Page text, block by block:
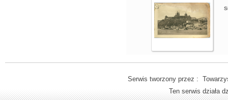
Serwis tworzony przez :
Ten serwis działa